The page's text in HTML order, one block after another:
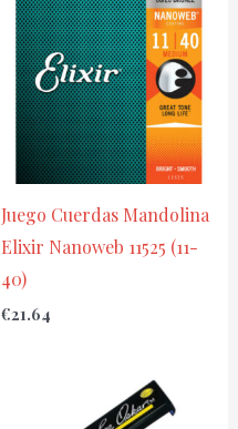
Juego Cuerdas Mandolina
Elixir Nanoweb 11525 (11-
40)
€21.64